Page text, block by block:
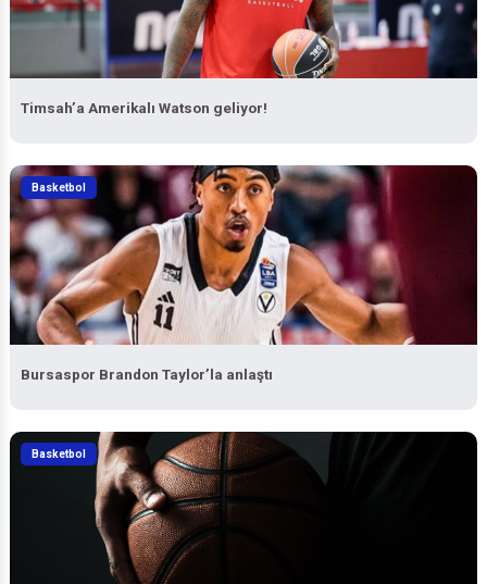
Timsah’a Amerikalı Watson geliyor!
Basketbol
Bursaspor Brandon Taylor’la anlaştı
Basketbol